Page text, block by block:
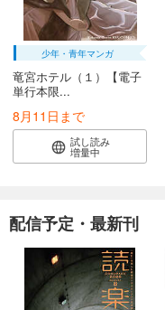
少年・青年マンガ
竜宮ホテル（１）【電子
単行本限...
8月11日まで
試し読み
増量中
配信予定・最新刊